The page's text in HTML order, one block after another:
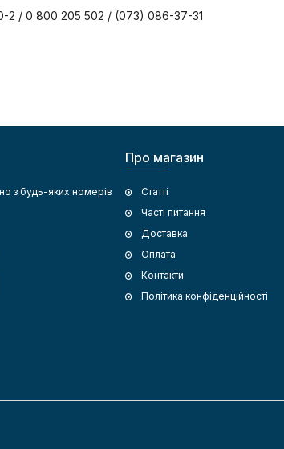
2 / 0 800 205 502 / (073) 086-37-31
з будь-яких номерів
Про магазин
Статті
Часті питання
Доставка
Оплата
Контакти
Політика конфіденційності